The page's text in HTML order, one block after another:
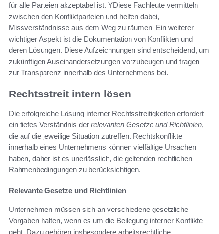
für alle Parteien akzeptabel ist. YDiese Fachleute vermitteln
zwischen den Konfliktparteien und helfen dabei,
Missverständnisse aus dem Weg zu räumen. Ein weiterer
wichtiger Aspekt ist die Dokumentation von Konflikten und
deren Lösungen. Diese Aufzeichnungen sind entscheidend, um
zukünftigen Auseinandersetzungen vorzubeugen und tragen
zur Transparenz innerhalb des Unternehmens bei.
Rechtsstreit intern lösen
Die erfolgreiche Lösung interner Rechtsstreitigkeiten erfordert
ein tiefes Verständnis der relevanten Gesetze und Richtlinien,
die auf die jeweilige Situation zutreffen. Rechtskonflikte
innerhalb eines Unternehmens können vielfältige Ursachen
haben, daher ist es unerlässlich, die geltenden rechtlichen
Rahmenbedingungen zu berücksichtigen.
Relevante Gesetze und Richtlinien
Unternehmen müssen sich an verschiedene gesetzliche
Vorgaben halten, wenn es um die Beilegung interner Konflikte
geht. Dazu gehören insbesondere arbeitsrechtliche